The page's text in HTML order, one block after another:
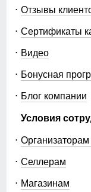
именно
Отзывы
Сертификаты
Видео
Бонусная
Блог компании
Условия
Селлерам
Магазинам